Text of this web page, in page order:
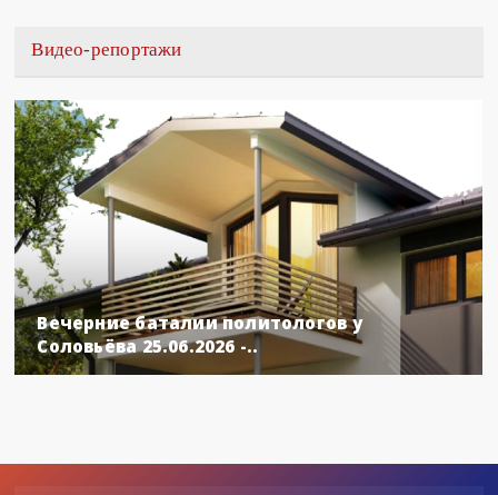
Видео-репортажи
Вечерние баталии политологов у
Соловьёва 25.06.2026 -..